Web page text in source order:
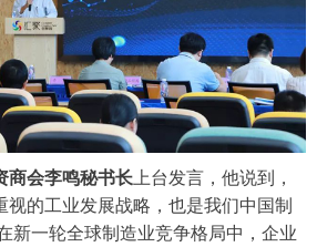
商会李鸣秘书长上台发言，他说到，
视的工业发展战略，也是我们中国制
新一轮全球制造业竞争格局中，企业